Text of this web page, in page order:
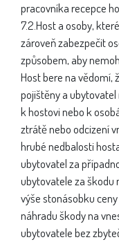
pracovníka recepce
7.2.Host a osoby,
zároveň zabezpečit
způsobem, aby
Host bere na vědomí,
pojištěny a
k hostovi nebo k
ztrátě nebo odcizení
hrubé nedbalosti
ubytovatel za
ubytovatele za škodu
výše stonásobku
náhradu škody na
ubytovatele bez